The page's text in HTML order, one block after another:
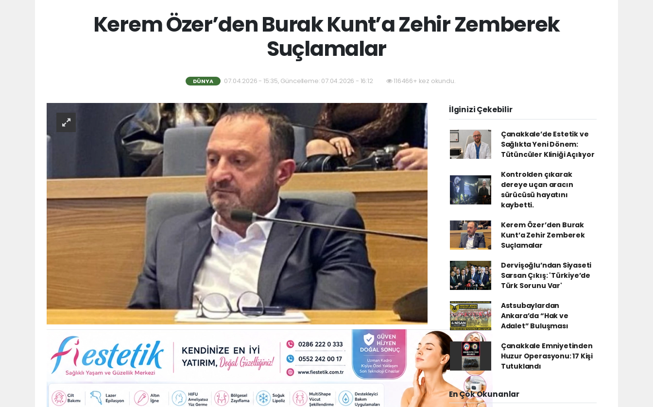
Kerem Özer’den Burak Kunt’a Zehir Zemberek
Suçlamalar
DÜNYA 07.04.2026 - 15:35, Güncelleme: 07.04.2026 - 16:12 116466+ kez okundu.
İlginizi Çekebilir
Çanakkale’de Estetik ve
Sağlıkta Yeni Dönem:
Tütüncüler Kliniği Açılıyor
Kontrolden çıkarak
dereye uçan aracın
sürücüsü hayatını
kaybetti.
Kerem Özer’den Burak
Kunt’a Zehir Zemberek
Suçlamalar
Dervişoğlu’ndan Siyaseti
Sarsan Çıkış: 'Türkiye’de
Türk Sorunu Var'
Astsubaylardan
Ankara’da “Hak ve
Adalet” Buluşması
Çanakkale Emniyetinden
Huzur Operasyonu: 17 Kişi
Tutuklandı
En Çok Okunanlar